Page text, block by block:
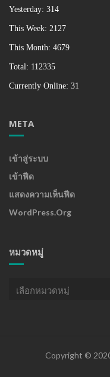
Yesterday: 314
This Week: 2127
This Month: 4679
Total: 112335
Currently Online: 31
META
เข้าสู่ระบบ
เข้าฟีด
แสดงความเห็นฟีด
WordPress.org
หมวดหมู่
หมวด
หมู่
Copyright ©